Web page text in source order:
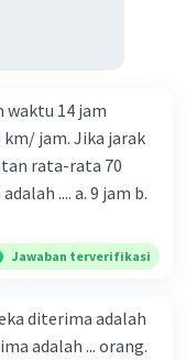
waktu 14 jam
jam. Jika jarak
rata-rata 70
a. 9 jam b.
Jawaban terverifikasi
diterima adalah
adalah ... orang.